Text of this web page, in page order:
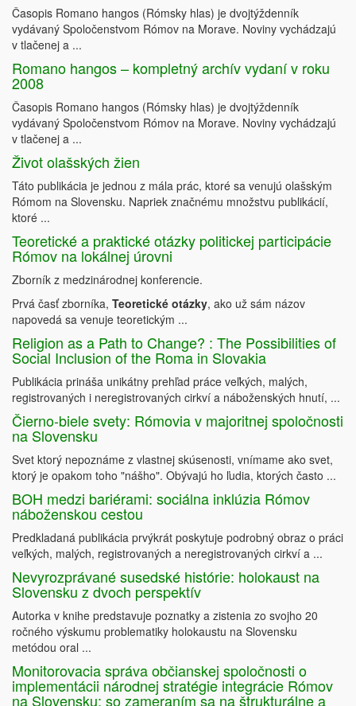
Časopis Romano hangos (Rómsky hlas) je dvojtýždenník
vydávaný Spoločenstvom Rómov na Morave. Noviny vychádzajú
v tlačenej a ...
Romano hangos – kompletný archív vydaní v roku
2008
Časopis Romano hangos (Rómsky hlas) je dvojtýždenník
vydávaný Spoločenstvom Rómov na Morave. Noviny vychádzajú
v tlačenej a ...
Život olašských žien
Táto publikácia je jednou z mála prác, ktoré sa venujú olašským
Rómom na Slovensku. Napriek značnému množstvu publikácií,
ktoré ...
Teoretické a praktické otázky politickej participácie
Rómov na lokálnej úrovni
Zborník z medzinárodnej konferencie.
Prvá časť zborníka, Teoretické otázky, ako už sám názov
napovedá sa venuje teoretickým ...
Religion as a Path to Change? : The Possibilities of
Social Inclusion of the Roma in Slovakia
Publikácia prináša unikátny prehľad práce veľkých, malých,
registrovaných i neregistrovaných cirkví a náboženských hnutí, ...
Čierno-biele svety: Rómovia v majoritnej spoločnosti
na Slovensku
Svet ktorý nepoznáme z vlastnej skúsenosti, vnímame ako svet,
ktorý je opakom toho "nášho". Obývajú ho ľudia, ktorých často ...
BOH medzi bariérami: sociálna inklúzia Rómov
náboženskou cestou
Predkladaná publikácia prvýkrát poskytuje podrobný obraz o práci
veľkých, malých, registrovaných a neregistrovaných cirkví a ...
Nevyrozprávané susedské histórie: holokaust na
Slovensku z dvoch perspektív
Autorka v knihe predstavuje poznatky a zistenia zo svojho 20
ročného výskumu problematiky holokaustu na Slovensku
metódou oral ...
Monitorovacia správa občianskej spoločnosti o
implementácii národnej stratégie integrácie Rómov
na Slovensku: so zameraním sa na štrukturálne a